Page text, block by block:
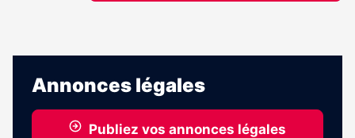
Annonces légales
Publiez vos annonces légales